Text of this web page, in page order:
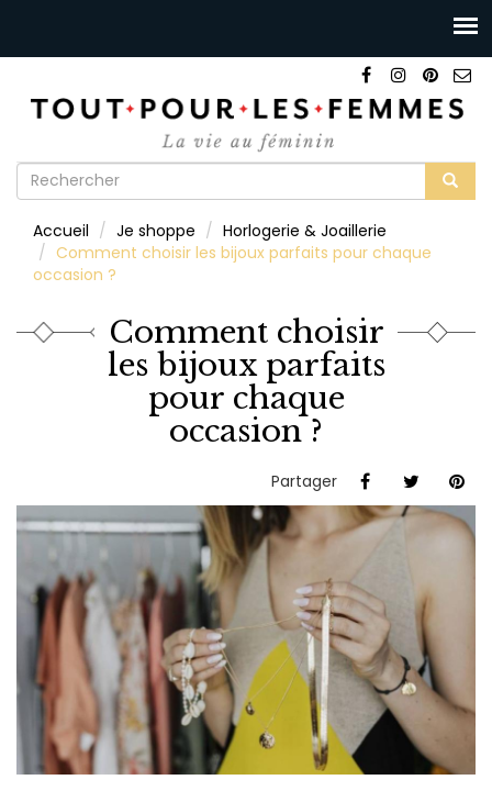
Formulaire
recherche
Accueil Je shoppe
Horlogerie & Joaillerie
Comment choisir les bijoux parfaits pour chaque
occasion ?
Comment choisir
les bijoux parfaits
pour chaque
occasion ?
Partager